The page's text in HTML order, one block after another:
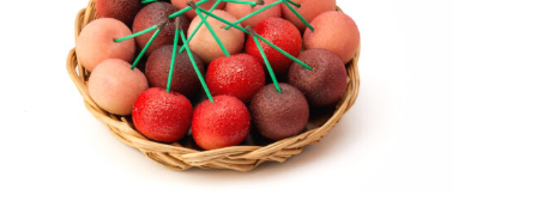
Confiseries
Nos boutiques
Nos bonbons de chocolat